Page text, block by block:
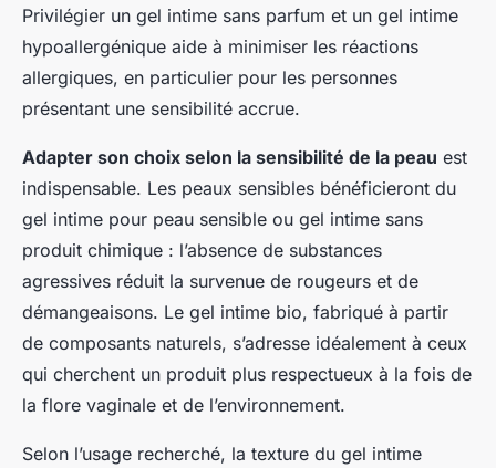
Privilégier un gel intime sans parfum et un gel intime
hypoallergénique aide à minimiser les réactions
allergiques, en particulier pour les personnes
présentant une sensibilité accrue.
Adapter son choix selon la sensibilité de la peau est
indispensable. Les peaux sensibles bénéficieront du
gel intime pour peau sensible ou gel intime sans
produit chimique : l’absence de substances
agressives réduit la survenue de rougeurs et de
démangeaisons. Le gel intime bio, fabriqué à partir
de composants naturels, s’adresse idéalement à ceux
qui cherchent un produit plus respectueux à la fois de
la flore vaginale et de l’environnement.
Selon l’usage recherché, la texture du gel intime